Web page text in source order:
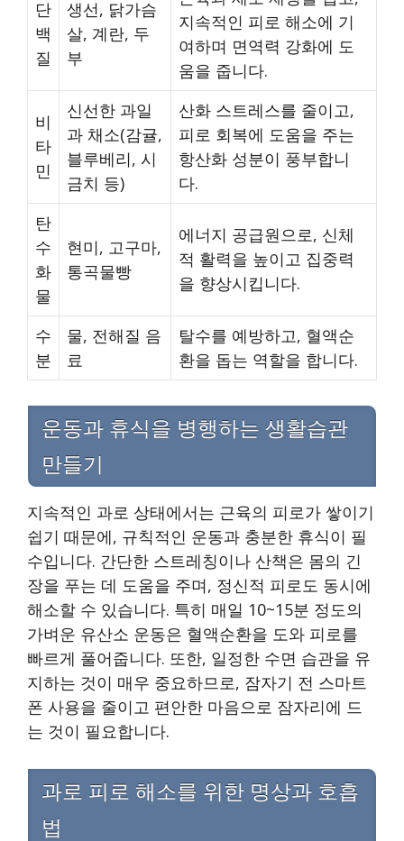
단
백
질
생선, 닭가슴
살, 계란, 두
부
지속적인 피로 해소에 기
여하며 면역력 강화에 도
움을 줍니다.
비
타
민
신선한 과일
과 채소(감귤,
블루베리, 시
금치 등)
산화 스트레스를 줄이고,
피로 회복에 도움을 주는
항산화 성분이 풍부합니
다.
탄
수
화
물
현미, 고구마,
통곡물빵
에너지 공급원으로, 신체
적 활력을 높이고 집중력
을 향상시킵니다.
수
분
물, 전해질 음
료
탈수를 예방하고, 혈액순
환을 돕는 역할을 합니다.
운동과 휴식을 병행하는 생활습관
만들기
지속적인 과로 상태에서는 근육의 피로가 쌓이기
쉽기 때문에, 규칙적인 운동과 충분한 휴식이 필
수입니다. 간단한 스트레칭이나 산책은 몸의 긴
장을 푸는 데 도움을 주며, 정신적 피로도 동시에
해소할 수 있습니다. 특히 매일 10~15분 정도의
가벼운 유산소 운동은 혈액순환을 도와 피로를
빠르게 풀어줍니다. 또한, 일정한 수면 습관을 유
지하는 것이 매우 중요하므로, 잠자기 전 스마트
폰 사용을 줄이고 편안한 마음으로 잠자리에 드
는 것이 필요합니다.
과로 피로 해소를 위한 명상과 호흡
법